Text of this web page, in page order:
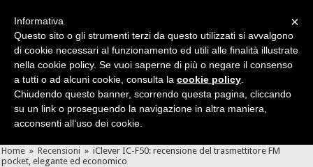
Cerca velocemente news, recensioni, guide, app, giochi ...
Home » Recensioni » iClever IC-F50: recensione del trasmettitore FM
pocket, elegante ed economico
×
Informativa
Questo sito o gli strumenti terzi da questo utilizzati si avvalgono
di cookie necessari al funzionamento ed utili alle finalità illustrate
nella cookie policy. Se vuoi saperne di più o negare il consenso
a tutti o ad alcuni cookie, consulta la cookie policy
Chiudendo questo banner, scorrendo questa pagina, cliccando
su un link o proseguendo la navigazione in altra maniera,
acconsenti all’uso dei cookie.